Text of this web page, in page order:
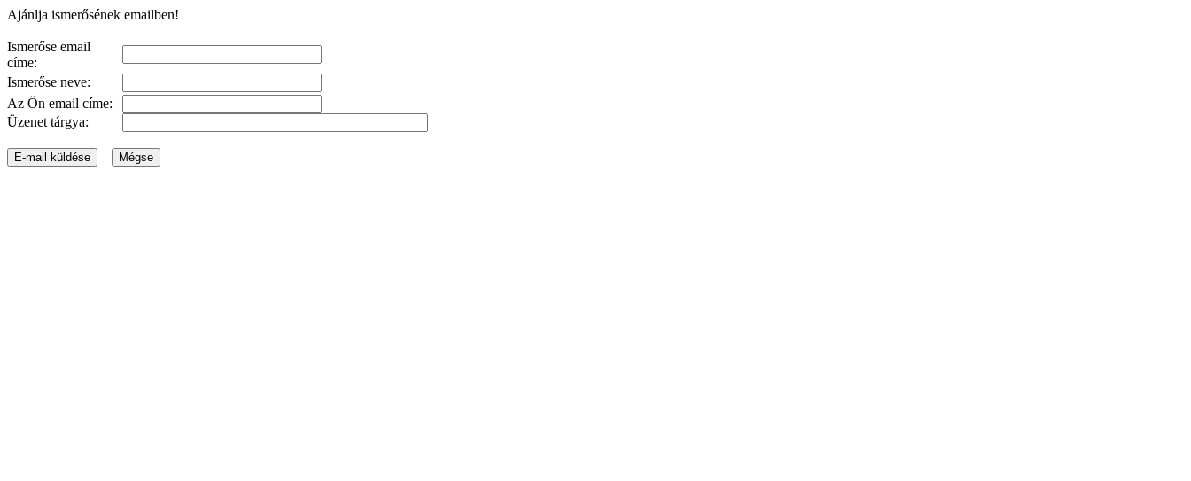
Ajánlja ismerősének emailben!
Ismerőse email
címe:
Ismerőse neve:
Az Ön email címe:
Üzenet tárgya: